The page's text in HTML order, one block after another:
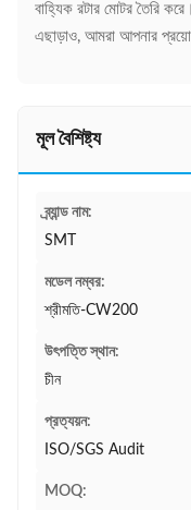
বাহ্যিক রটার মোটর তৈরি
এছাড়াও, আমরা আপনার
মূল বৈশিষ্ট্য
ব্র্যান্ড নাম:
SMT
মডেল নম্বর:
শ্রীমতি-CW200
উৎপত্তি স্থান:
চীন
প্রত্যয়ন:
ISO/SGS Audit
MOQ: